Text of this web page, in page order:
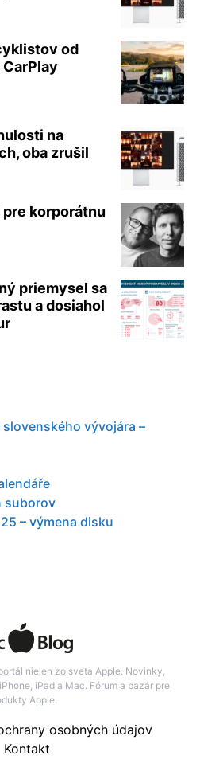
od
na
oba zrušil
pre korporátnu
priemysel sa
a dosiahol
vývojára –
suborov
– výmena disku
nielen zo sveta Apple. Novinky,
iPad a Mac. Fórum a bazár pre
Apple.
osobných údajov
Kontakt